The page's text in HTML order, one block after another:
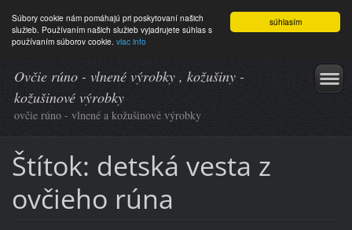
súhlasím
Súbory cookie nám pomáhajú pri poskytovaní našich
služieb. Používaním našich služieb vyjadrujete súhlas s
používaním súborov cookie. viac info
Ovčie rúno - vlnené výrobky , kožušiny -
kožušinové výrobky
ovčie rúno - vlnené a kožušinové výrobky
Štítok: detská vesta z
ovčieho rúna